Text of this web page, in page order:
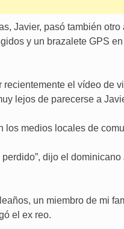
Javier, pasó también
y un brazalete GPS
el vídeo de
lejos de parecerse a
los medios locales de
dijo el
un miembro de mi
el ex reo.